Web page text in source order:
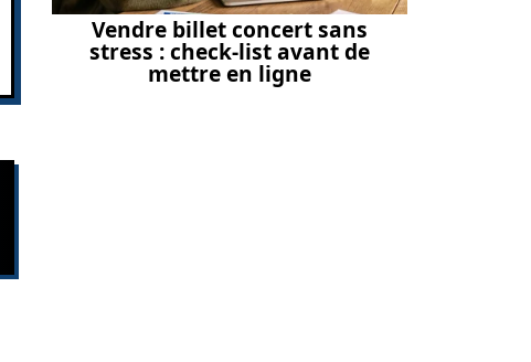
Vendre billet concert sans
stress : check-list avant de
mettre en ligne